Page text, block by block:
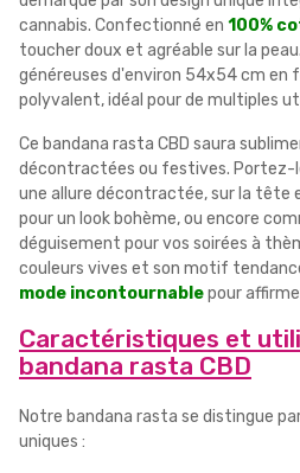
cannabis. Confectionné en 100%
toucher doux et agréable sur la
généreuses d'environ 54x54 cm en
polyvalent, idéal pour de multiples
Ce bandana rasta CBD saura
décontractées ou festives. Portez-
une allure décontractée, sur la tête
pour un look bohème, ou encore
déguisement pour vos soirées à
couleurs vives et son motif
mode incontournablepour
Caractéristiques et
bandana rasta CBD
Notre bandana rasta se distingue
uniques :